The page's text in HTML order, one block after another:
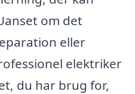
om det
eller
elektriker
du har brug for,